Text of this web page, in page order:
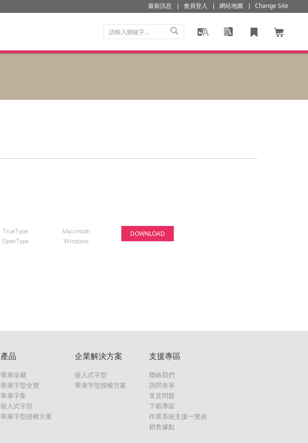
最新訊息 會員登入 網站地圖 Change Site
DOWNLOAD
產品
華康珍藏
華康字型全覽
華康字集
嵌入式字型
華康字型授權方案
企業解決方案
嵌入式字型
華康字型授權方案
支援專區
聯絡我們
詢問表單
常見問題
下載專區
作業系統支援一覽表
銷售據點